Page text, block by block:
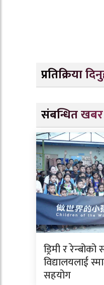
प्रतिक्रिया
संबन्धित खबर
ड्रिमी र
विद्यालयलाई
सहयोग